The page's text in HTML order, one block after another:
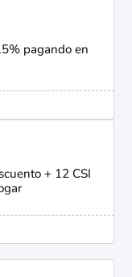
pagando en
+ 12 CSI